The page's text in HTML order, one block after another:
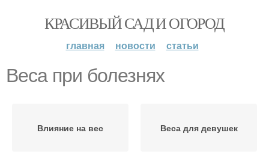
КРАСИВЫЙ САД И ОГОРОД
главная новости статьи
Веса при болезнях
Влияние на вес Веса для девушек